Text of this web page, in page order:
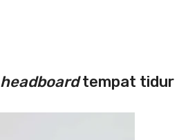
headboardtempat tidur